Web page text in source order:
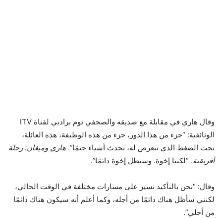
وقال هاري في مقابلة مع صديقه والصحفي توم برادبي لقناة ITV
الوثائقية: “جزء من هذا الدور، جزء من هذه الوظيفة، هذه العائلة،
تحت الضغط الذي تتعرض له، تحدث أشياء حتمًا”. هاري وميغان: رحلة
أفريقية. “لكننا إخوة. وسنظل إخوة دائمًا”.
وقال: “نحن بالتأكيد نسير على مسارات مختلفة في الوقت الحالي،
لكنني سأظل هناك دائمًا من أجله، وكما أعلم أنه سيكون هناك دائمًا
من أجلي”.